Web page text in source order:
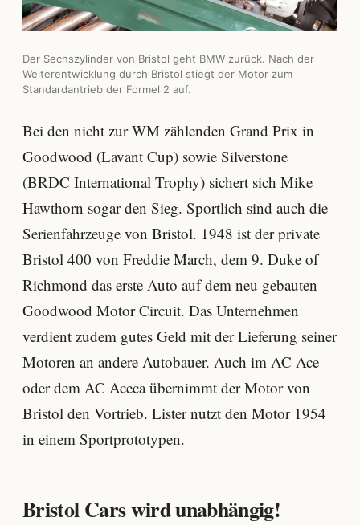
Der Sechszylinder von Bristol geht BMW zurück. Nach der
Weiterentwicklung durch Bristol stiegt der Motor zum
Standardantrieb der Formel 2 auf.
Bei den nicht zur WM zählenden Grand Prix in
Goodwood (Lavant Cup) sowie Silverstone
(BRDC International Trophy) sichert sich Mike
Hawthorn sogar den Sieg. Sportlich sind auch die
Serienfahrzeuge von Bristol. 1948 ist der private
Bristol 400 von Freddie March, dem 9. Duke of
Richmond das erste Auto auf dem neu gebauten
Goodwood Motor Circuit. Das Unternehmen
verdient zudem gutes Geld mit der Lieferung seiner
Motoren an andere Autobauer. Auch im AC Ace
oder dem AC Aceca übernimmt der Motor von
Bristol den Vortrieb. Lister nutzt den Motor 1954
in einem Sportprototypen.
Bristol Cars wird unabhängig!